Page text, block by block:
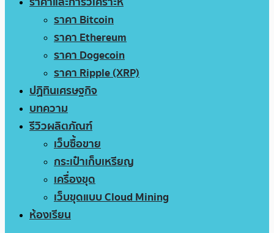
ราคา Bitcoin
ราคา Ethereum
ราคา Dogecoin
ราคา Ripple (XRP)
ปฏิทินเศรษฐกิจ
บทความ
รีวิวผลิตภัณฑ์
เว็บซื้อขาย
กระเป๋าเก็บเหรียญ
เครื่องขุด
เว็บขุดแบบ Cloud Mining
ห้องเรียน